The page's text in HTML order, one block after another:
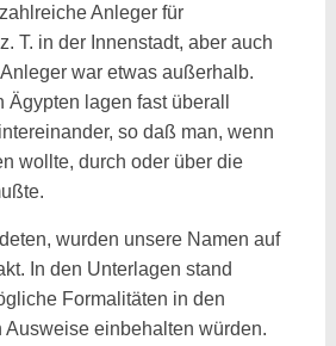
Anleger für
T. in der Innenstadt, aber auch
war etwas außerhalb.
lagen fast überall
so daß man, wenn
wollte, durch oder über die
wurden unsere Namen auf
In den Unterlagen stand
Formalitäten in den
einbehalten würden.